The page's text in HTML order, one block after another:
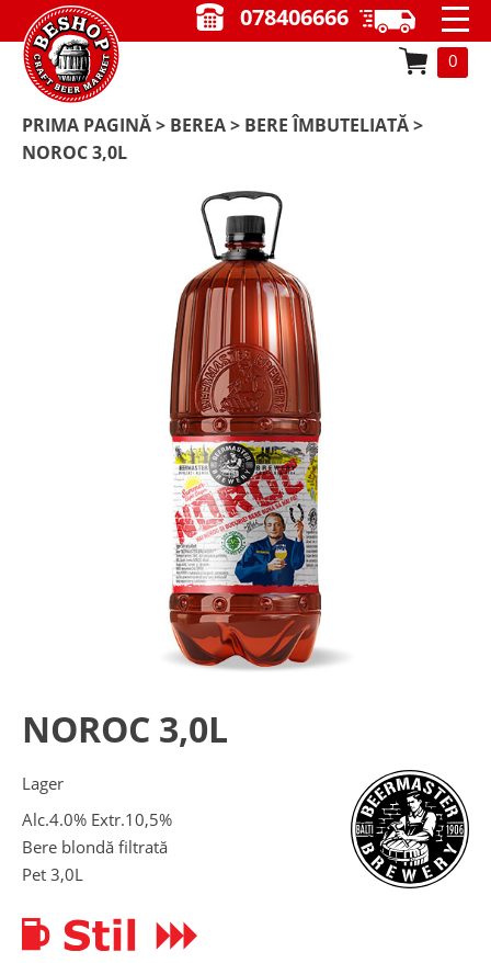
078406666
0
PRIMA PAGINĂ> BEREA> BERE ÎMBUTELIATĂ>
NOROC 3,0L
NOROC 3,0L
Lager
Alc.4.0% Extr.10,5%
Bere blondă filtrată
Pet 3,0L